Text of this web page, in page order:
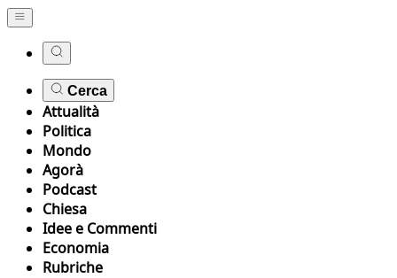
Cerca
Attualità
Politica
Mondo
Agorà
Podcast
Chiesa
Idee e Commenti
Economia
Rubriche